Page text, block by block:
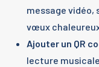
message vidéo,
vœux
Ajouter un QR
lecture